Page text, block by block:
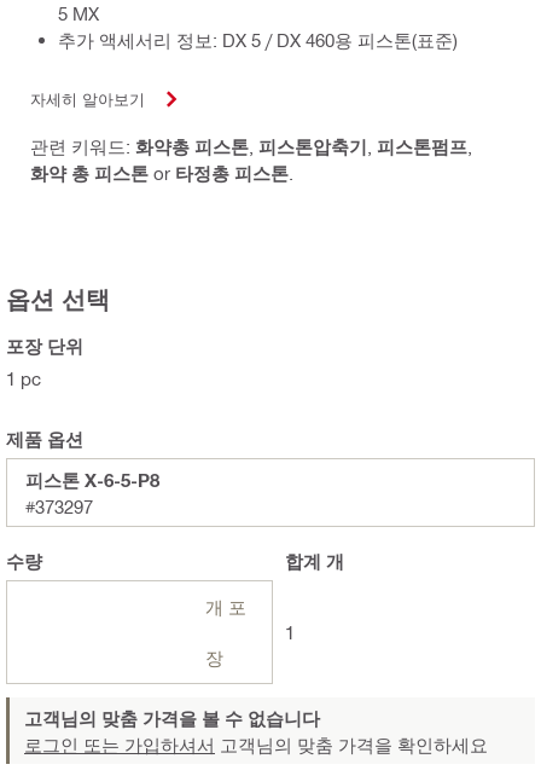
5 MX
추가 액세서리 정보: DX 5 / DX 460용 피스톤(표준)
자세히 알아보기
관련 키워드: 화약총 피스톤 피스톤압축기 피스톤펌프
화약 총 피스톤 or 타정총 피스톤
옵션 선택
포장 단위
1 pc
제품 옵션
피스톤 X-6-5-P8
#373297
수량
개 포
장
합계 개
1
고객님의 맞춤 가격을 볼 수 없습니다
로그인 또는 가입하셔서 고객님의 맞춤 가격을 확인하세요